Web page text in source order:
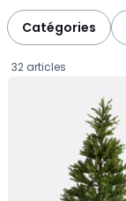
Catégories
32 articles